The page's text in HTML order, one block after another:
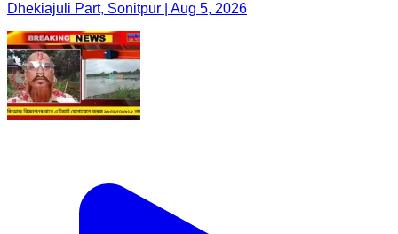
Dhekiajuli Part, Sonitpur | Aug 5, 2026